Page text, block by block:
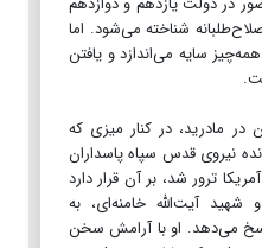
اصلاح‌طلبانه شناخته می‌شود. اما
سایه می‌اندازد و یافتن
در مادرید، در کنار میزی که
نیروی قدس سپاه پاسداران
توسط آمریکا ترور شد، بر آن قرار دارد
آیت‌الله خامنه‌ای، به
می‌دهد. او با آرامش سخن